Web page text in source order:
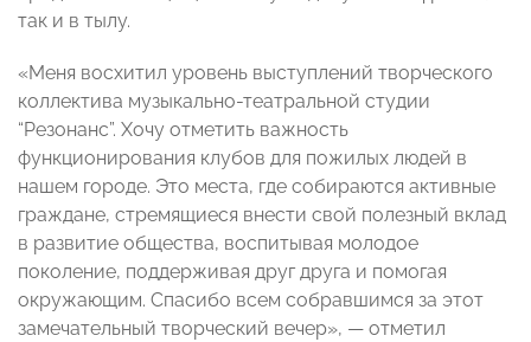
так и в тылу.
«Меня восхитил уровень выступлений творческого
коллектива музыкально-театральной студии
“Резонанс”. Хочу отметить важность
функционирования клубов для пожилых людей в
нашем городе. Это места, где собираются активные
граждане, стремящиеся внести свой полезный вклад
в развитие общества, воспитывая молодое
поколение, поддерживая друг друга и помогая
окружающим. Спасибо всем собравшимся за этот
замечательный творческий вечер», — отметил